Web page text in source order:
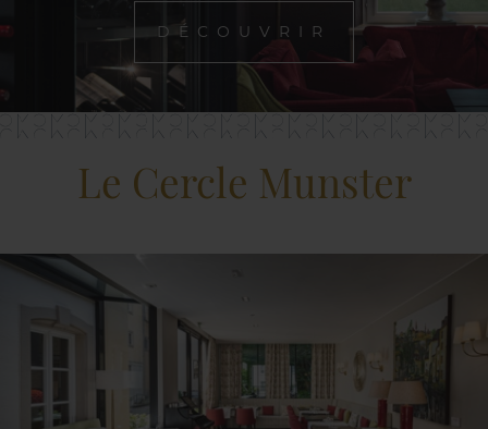
DÉCOUVRIR
Le Cercle Munster